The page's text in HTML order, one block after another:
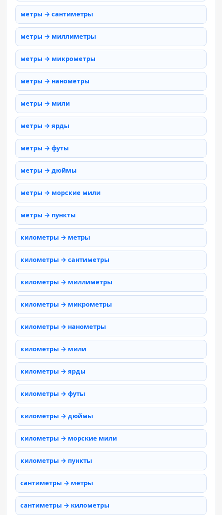
метры → сантиметры
метры → миллиметры
метры → микрометры
метры → нанометры
метры → мили
метры → ярды
метры → футы
метры → дюймы
метры → морские мили
метры → пункты
километры → метры
километры → сантиметры
километры → миллиметры
километры → микрометры
километры → нанометры
километры → мили
километры → ярды
километры → футы
километры → дюймы
километры → морские мили
километры → пункты
сантиметры → метры
сантиметры → километры